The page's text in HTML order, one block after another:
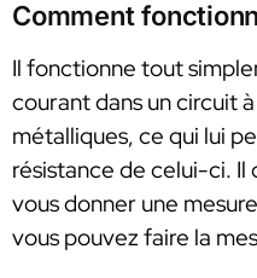
Comment
Il fonctionne tout
courant dans un circuit
métalliques, ce qui lui
résistance de celui-ci.
vous donner une
vous pouvez faire la